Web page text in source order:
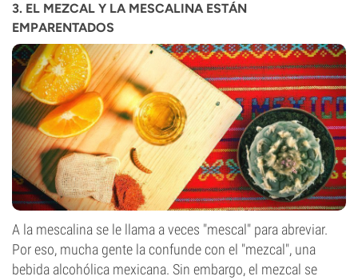
3. EL MEZCAL Y LA MESCALINA ESTÁN
EMPARENTADOS
A la mescalina se le llama a veces "mescal" para abreviar.
Por eso, mucha gente la confunde con el "mezcal", una
bebida alcohólica mexicana. Sin embargo, el mezcal se